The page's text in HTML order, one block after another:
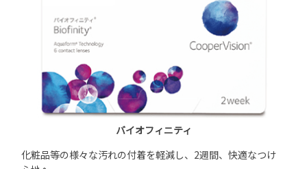
バイオフィニティ
化粧品等の様々な汚れの付着を軽減し、2週間、快適なつけ